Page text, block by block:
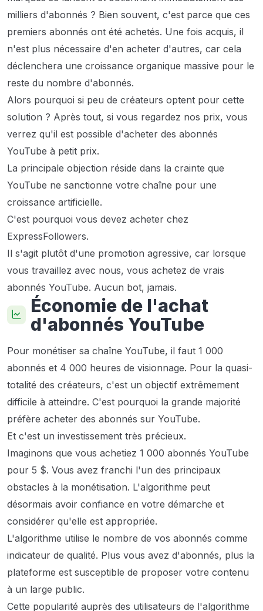
milliers d'abonnés ? Bien souvent, c'est parce que ces
premiers abonnés ont été achetés. Une fois acquis, il
n'est plus nécessaire d'en acheter d'autres, car cela
déclenchera une croissance organique massive pour le
reste du nombre d'abonnés.
Alors pourquoi si peu de créateurs optent pour cette
solution ? Après tout, si vous regardez nos prix, vous
verrez qu'il est possible d'acheter des abonnés
YouTube à petit prix.
La principale objection réside dans la crainte que
YouTube ne sanctionne votre chaîne pour une
croissance artificielle.
C'est pourquoi vous devez acheter chez
ExpressFollowers.
Il s'agit plutôt d'une promotion agressive, car lorsque
vous travaillez avec nous, vous achetez de vrais
abonnés YouTube. Aucun bot, jamais.
Économie de l'achat
d'abonnés YouTube
Pour monétiser sa chaîne YouTube, il faut 1 000
abonnés et 4 000 heures de visionnage. Pour la quasi-
totalité des créateurs, c'est un objectif extrêmement
difficile à atteindre. C'est pourquoi la grande majorité
préfère acheter des abonnés sur YouTube.
Et c'est un investissement très précieux.
Imaginons que vous achetiez 1 000 abonnés YouTube
pour 5 $. Vous avez franchi l'un des principaux
obstacles à la monétisation. L'algorithme peut
désormais avoir confiance en votre démarche et
considérer qu'elle est appropriée.
L'algorithme utilise le nombre de vos abonnés comme
indicateur de qualité. Plus vous avez d'abonnés, plus la
plateforme est susceptible de proposer votre contenu
à un large public.
Cette popularité auprès des utilisateurs de l'algorithme